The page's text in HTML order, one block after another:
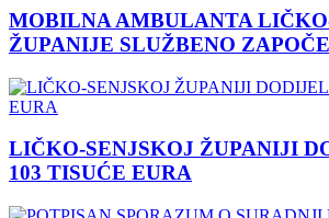
MOBILNA AMBULANTA
ŽUPANIJE SLUŽBENO
LIČKO-SENJSKOJ ŽUPANIJI
103 TISUĆE EURA